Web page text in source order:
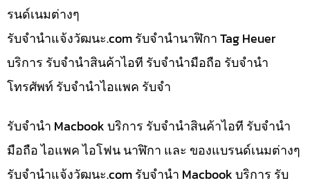
รนด์เนมต่างๆ
รับจํานําแจ้งวัฒนะ.com รับจำนำนาฬิกา Tag Heuer
บริการ รับจำนำสินค้าไอที รับจำนำมือถือ รับจำนำ
โทรศัพท์ รับจำนำไอแพค รับจำ
รับจำนำ Macbook บริการ รับจำนำสินค้าไอที รับจำนำ
มือถือ ไอแพค ไอโฟน นาฬิกา และ ของแบรนด์เนมต่างๆ
รับจํานําแจ้งวัฒนะ.com รับจำนำ Macbook บริการ รับ